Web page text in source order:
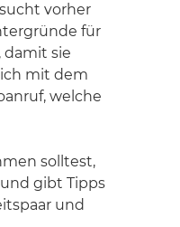
vorher
für
damit sie
mit dem
welche
solltest,
gibt Tipps
und